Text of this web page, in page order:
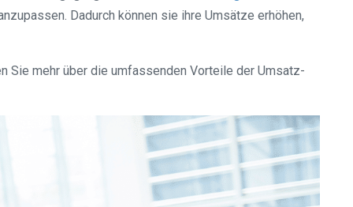
Dadurch können sie ihre Umsätze erhöhen,
Sie mehr über die umfassenden Vorteile der Umsatz-